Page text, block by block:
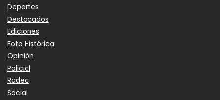
Deportes
Destacados
Ediciones
Foto Histórica
Opinión
Policial
Rodeo
Social